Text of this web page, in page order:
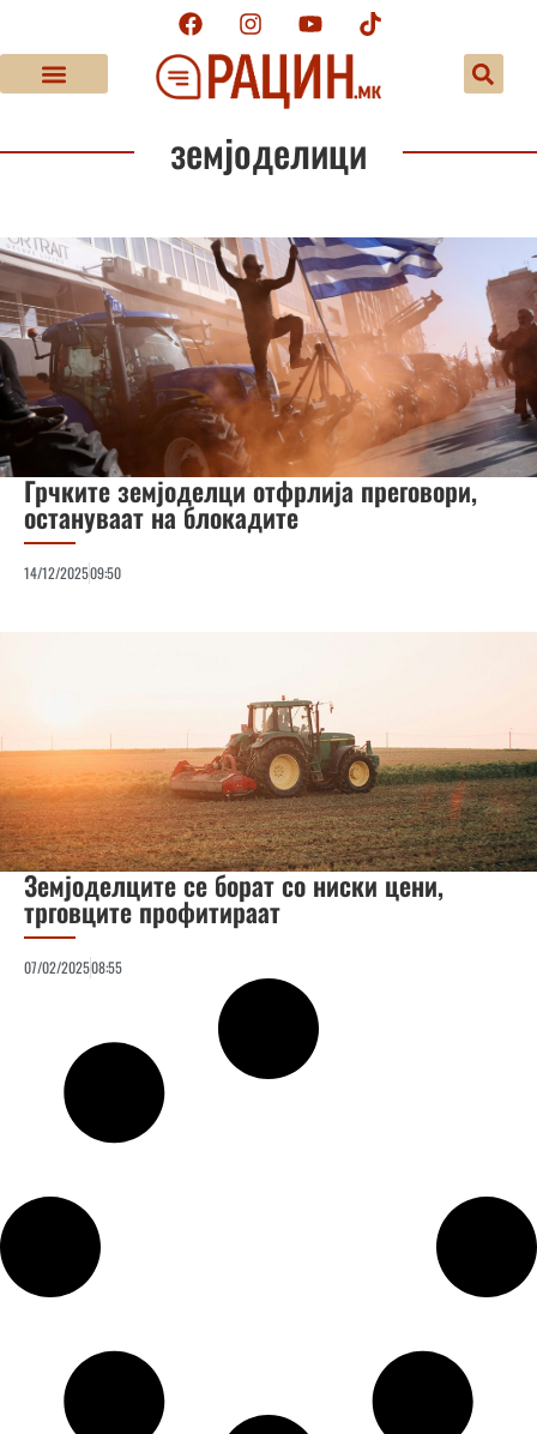
земјоделици
Грчките земјоделци отфрлија преговори,
остануваат на блокадите
14/12/202509:50
Земјоделците се борат со ниски цени,
трговците профитираат
07/02/202508:55